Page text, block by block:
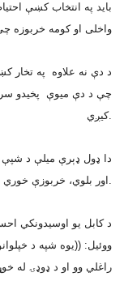
بايد په انتخاب کښې
واخلى او کومه خربوزه
د دې نه علاوه په تخار
چې د دې ميوې پخيدو سره
کيږي.
دا ډول ډېرې ميلې د
اور بلوي، خربوزې خوري او له ميلې خوند اخلي.
د کابل يو اوسيدونکي
ووئيل: ((يوه شپه د
راغلي وو او د ډوډۍ له